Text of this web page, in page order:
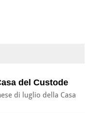
del Custode
di luglio della Casa